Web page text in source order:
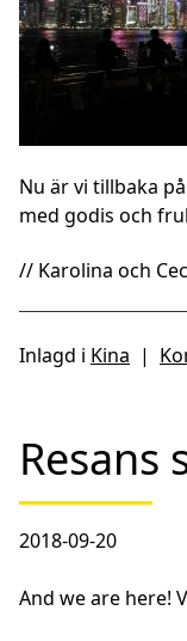
Nu är vi tillbaka
med godis och
// Karolina och
Inlagd i Kina |
Resans
2018-09-20
And we are here!